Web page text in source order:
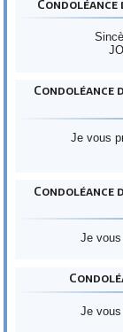
Condoléance
Condoléance
Je vous
Condoléance
Je
Je